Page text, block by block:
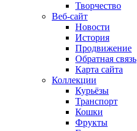
Творчество
Веб-сайт
Новости
История
Продвижение
Обратная связь
Карта сайта
Коллекции
Курьёзы
Транспорт
Кошки
Фрукты